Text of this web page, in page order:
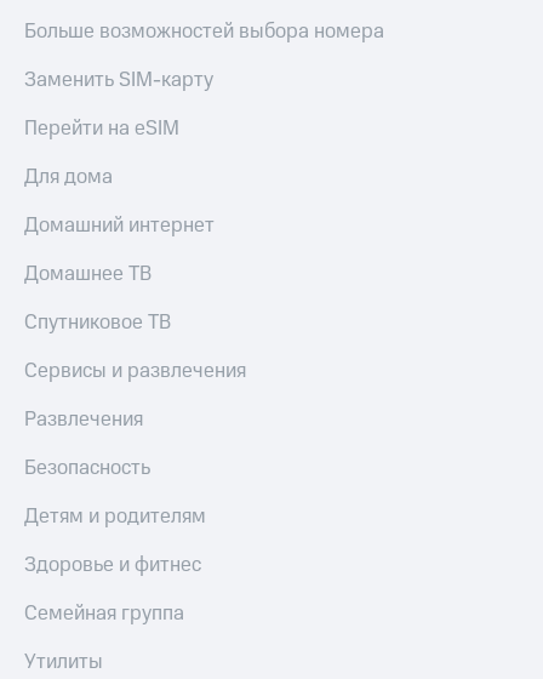
Больше возможностей выбора номера
Заменить SIM-карту
Перейти на eSIM
Для дома
Домашний интернет
Домашнее ТВ
Спутниковое ТВ
Сервисы и развлечения
Развлечения
Безопасность
Детям и родителям
Здоровье и фитнес
Семейная группа
Утилиты